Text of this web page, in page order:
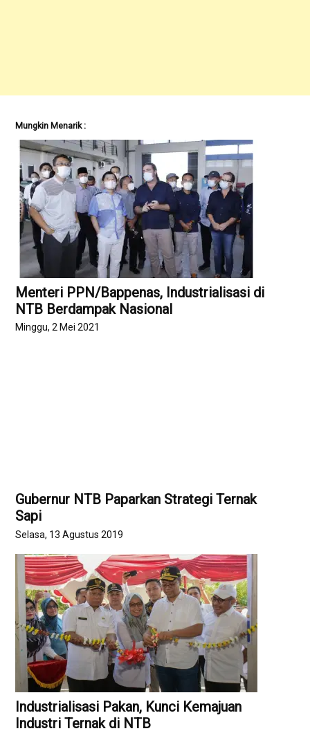
Mungkin Menarik :
Menteri PPN/Bappenas, Industrialisasi di
NTB Berdampak Nasional
Minggu, 2 Mei 2021
Gubernur NTB Paparkan Strategi Ternak
Sapi
Selasa, 13 Agustus 2019
Industrialisasi Pakan, Kunci Kemajuan
Industri Ternak di NTB